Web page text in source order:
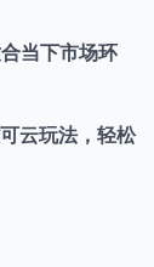
当下市场环
云玩法，轻松